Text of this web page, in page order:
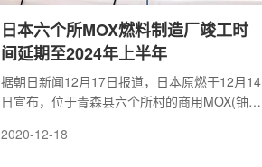
日本六个所MOX燃料制造厂竣工时
间延期至2024年上半年
据朝日新闻12月17日报道，日本原燃于12月14
日宣布，位于青森县六个所村的商用MOX(铀钚
划于2024年上半年完工。
2020-12-18